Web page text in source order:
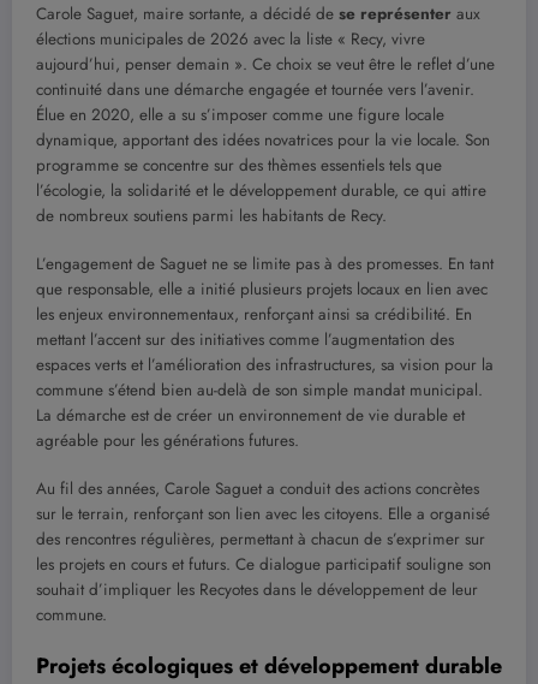
Carole Saguet, maire sortante, a décidé de se représenter aux
élections municipales de 2026 avec la liste « Recy, vivre
aujourd’hui, penser demain ». Ce choix se veut être le reflet d’une
continuité dans une démarche engagée et tournée vers l’avenir.
Élue en 2020, elle a su s’imposer comme une figure locale
dynamique, apportant des idées novatrices pour la vie locale. Son
programme se concentre sur des thèmes essentiels tels que
l’écologie, la solidarité et le développement durable, ce qui attire
de nombreux soutiens parmi les habitants de Recy.
L’engagement de Saguet ne se limite pas à des promesses. En tant
que responsable, elle a initié plusieurs projets locaux en lien avec
les enjeux environnementaux, renforçant ainsi sa crédibilité. En
mettant l’accent sur des initiatives comme l’augmentation des
espaces verts et l’amélioration des infrastructures, sa vision pour la
commune s’étend bien au-delà de son simple mandat municipal.
La démarche est de créer un environnement de vie durable et
agréable pour les générations futures.
Au fil des années, Carole Saguet a conduit des actions concrètes
sur le terrain, renforçant son lien avec les citoyens. Elle a organisé
des rencontres régulières, permettant à chacun de s’exprimer sur
les projets en cours et futurs. Ce dialogue participatif souligne son
souhait d’impliquer les Recyotes dans le développement de leur
commune.
Projets écologiques et développement durable